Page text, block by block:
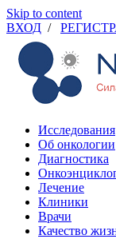
Skip to content
ВХОД /
Исследования
Об онкологии
Диагностика
Лечение
Клиники
Врачи
Качество